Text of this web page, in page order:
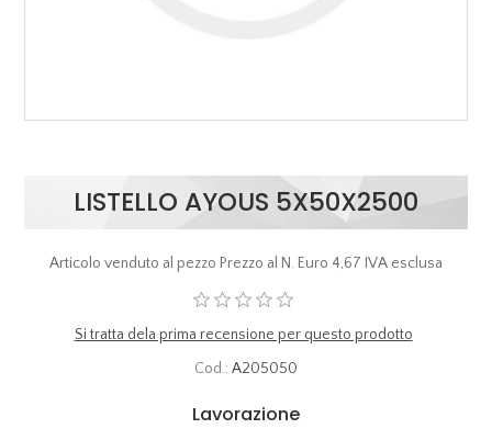
LISTELLO AYOUS 5X50X2500
Articolo venduto al pezzo Prezzo al N. Euro 4,67 IVA esclusa
Si tratta dela prima recensione per questo prodotto
Cod.: A205050
Lavorazione